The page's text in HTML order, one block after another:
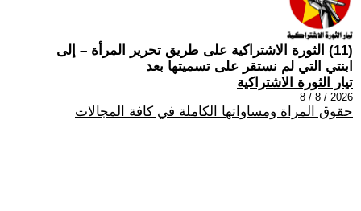
(11) الثورة الاشتراكية على طريق تحرير المرأة – إلى
ابنتي التي لم نستقر على تسميتها بعد
تيار الثورة الاشتراكية
2026 / 8 / 8
حقوق المراة ومساواتها الكاملة في كافة المجالات